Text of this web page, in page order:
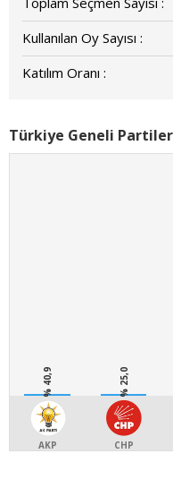
Kullanılan Oy Sayısı :
Katılım Oranı :
Türkiye Geneli
% 40,9
AKP
% 25,0
CHP